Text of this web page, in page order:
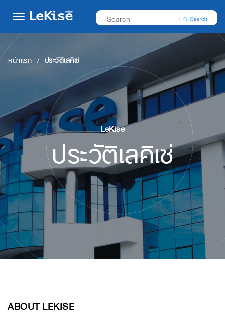
หน้าแรก ประวัติเลคิเซ่
LeKise
ประวัติเลคิเซ่
ABOUT LEKISE